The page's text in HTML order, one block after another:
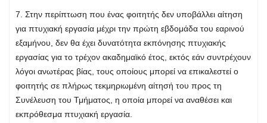
7. Στην περίπτωση που ένας φοιτητής δεν υποβάλλει αίτηση
για πτυχιακή εργασία μέχρι την πρώτη εβδομάδα του εαρινού
εξαμήνου, δεν θα έχει δυνατότητα εκπόνησης πτυχιακής
εργασίας για το τρέχον ακαδημαϊκό έτος, εκτός εάν συντρέχουν
λόγοι ανωτέρας βίας, τους οποίους μπορεί να επικαλεστεί ο
φοιτητής σε πλήρως τεκμηριωμένη αίτησή του προς τη
Συνέλευση του Τμήματος, η οποία μπορεί να αναθέσει και
εκπρόθεσμα πτυχιακή εργασία.